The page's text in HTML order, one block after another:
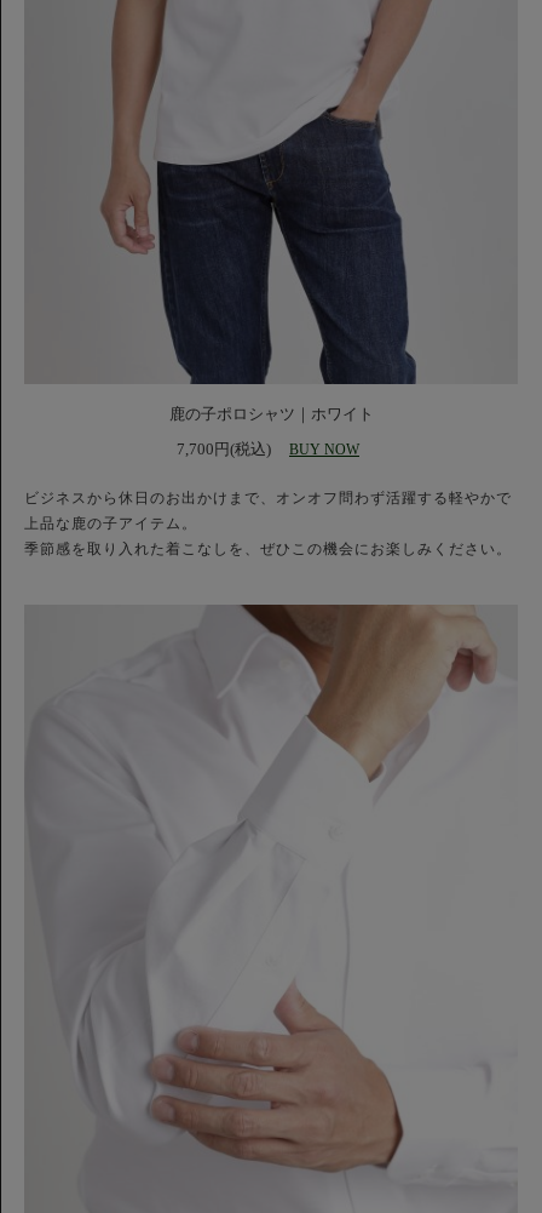
鹿の子ポロシャツ｜ホワイト
7,700円(税込)
BUY NOW
ビジネスから休日のお出かけまで、オンオフ問わず活躍する軽やかで
上品な鹿の子アイテム。
季節感を取り入れた着こなしを、ぜひこの機会にお楽しみください。